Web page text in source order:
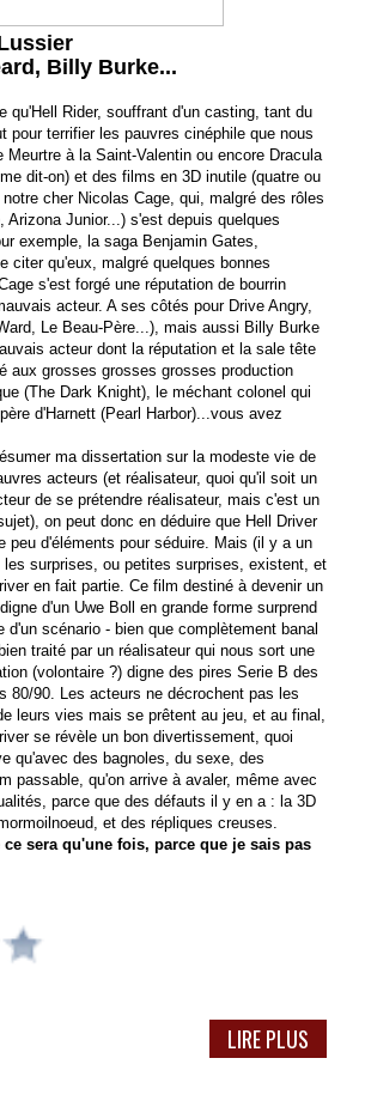
Billy Burke...
qu'Hell Rider, souffrant d'un casting, tant du
terrifier les pauvres cinéphile que nous
à la Saint-Valentin ou encore Dracula
dit-on) et des films en 3D inutile (quatre ou
cher Nicolas Cage, qui, malgré des rôles
Junior...) s'est depuis quelques
exemple, la saga Benjamin Gates,
citer qu'eux, malgré quelques bonnes
s'est forgé une réputation de bourrin
acteur. A ses côtés pour Drive Angry,
Le Beau-Père...), mais aussi Billy Burke
acteur dont la réputation et la sale tête
aux grosses grosses grosses production
(The Dark Knight), le méchant colonel qui
d'Harnett (Pearl Harbor)...vous avez
ma dissertation sur la modeste vie de
acteurs (et réalisateur, quoi qu'il soit un
de se prétendre réalisateur, mais c'est un
on peut donc en déduire que Hell Driver
peu d'éléments pour séduire. Mais (il y a un
les surprises, ou petites surprises, existent, et
en fait partie. Ce film destiné à devenir un
d'un Uwe Boll en grande forme surprend
d'un scénario - bien que complètement banal
traité par un réalisateur qui nous sort une
(volontaire ?) digne des pires Serie B des
80/90. Les acteurs ne décrochent pas les
leurs vies mais se prêtent au jeu, et au final,
se révèle un bon divertissement, quoi
qu'avec des bagnoles, du sexe, des
passable, qu'on arrive à avaler, même avec
parce que des défauts il y en a : la 3D
et des répliques creuses.
sera qu'une fois, parce que je sais pas
LIRE PLUS